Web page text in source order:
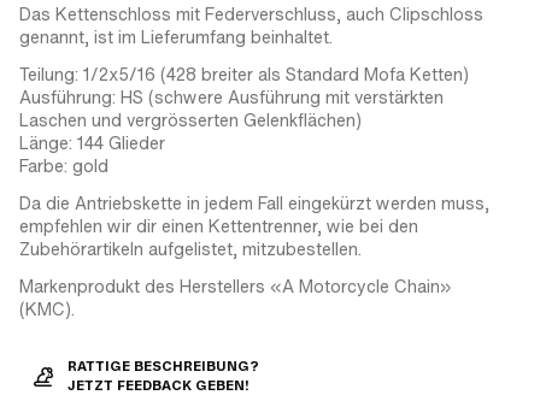
Das Kettenschloss mit Federverschluss, auch Clipschloss
genannt, ist im Lieferumfang beinhaltet.
Teilung: 1/2x5/16 (428 breiter als Standard Mofa Ketten)
Ausführung: HS (schwere Ausführung mit verstärkten
Laschen und vergrösserten Gelenkflächen)
Länge: 144 Glieder
Farbe: gold
Da die Antriebskette in jedem Fall eingekürzt werden muss,
empfehlen wir dir einen Kettentrenner, wie bei den
Zubehörartikeln aufgelistet, mitzubestellen.
Markenprodukt des Herstellers «A Motorcycle Chain»
(KMC).
RATTIGE BESCHREIBUNG?
JETZT FEEDBACK GEBEN!